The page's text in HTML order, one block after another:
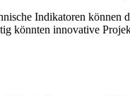
Indikatoren können
könnten innovative